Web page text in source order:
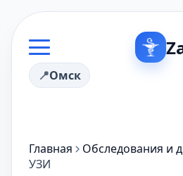
Омск
Главная Обследования и
УЗИ